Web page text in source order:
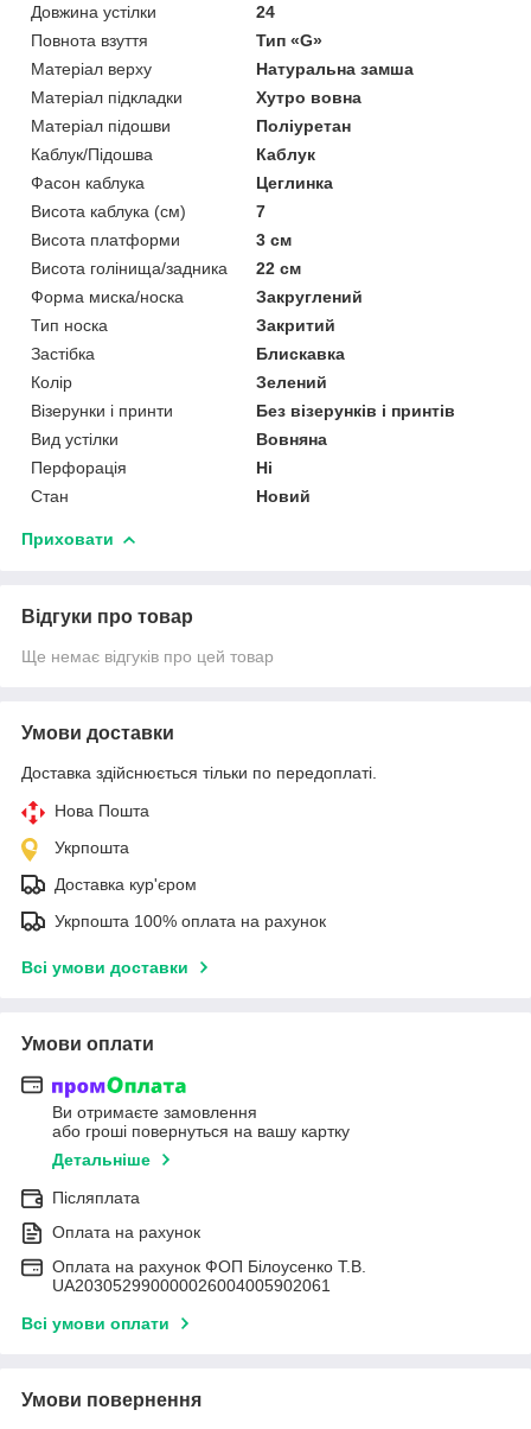
Довжина устілки
24
Повнота взуття
Тип «G»
Матеріал верху
Натуральна замша
Матеріал підкладки
Хутро вовна
Матеріал підошви
Поліуретан
Каблук/Підошва
Каблук
Фасон каблука
Цеглинка
Висота каблука (см)
7
Висота платформи
3 см
Висота голінища/задника
22 см
Форма миска/носка
Закруглений
Тип носка
Закритий
Застібка
Блискавка
Колір
Зелений
Візерунки і принти
Без візерунків і принтів
Вид устілки
Вовняна
Перфорація
Ні
Стан
Новий
Приховати
Відгуки про товар
Ще немає відгуків про цей товар
Умови доставки
Доставка здійснюється тільки по передоплаті.
Нова Пошта
Укрпошта
Доставка кур'єром
Укрпошта 100% оплата на рахунок
Всі умови доставки
Умови оплати
Ви отримаєте замовлення
або гроші повернуться на вашу картку
Детальніше
Післяплата
Оплата на рахунок
Оплата на рахунок ФОП Білоусенко Т.В.
UA203052990000026004005902061
Всі умови оплати
Умови повернення